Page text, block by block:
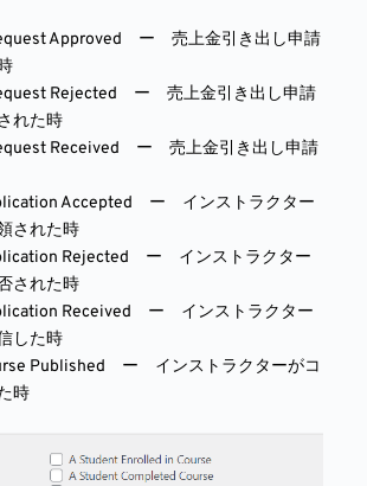
Approved ー 売上金引き出し申請
Rejected ー 売上金引き出し申請
れた時
Received ー 売上金引き出し申請
Accepted ー インストラクター
された時
Rejected ー インストラクター
された時
Received ー インストラクター
した時
Published ー インストラクターがコ
時